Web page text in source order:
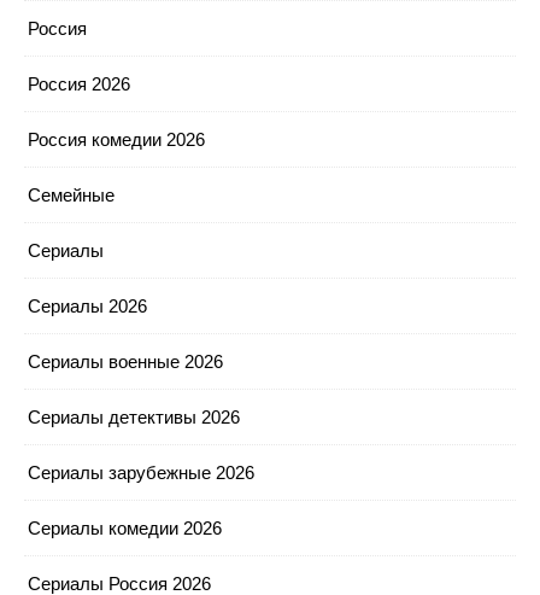
Россия
Россия 2026
Россия комедии 2026
Семейные
Сериалы
Сериалы 2026
Сериалы военные 2026
Сериалы детективы 2026
Сериалы зарубежные 2026
Сериалы комедии 2026
Сериалы Россия 2026